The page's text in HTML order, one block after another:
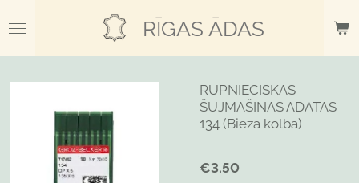
to
main
RĪGAS ĀDAS
RŪPNIECISKĀS
ŠUJMAŠĪNAS ADATAS
134 (Bieza kolba)
€3.50